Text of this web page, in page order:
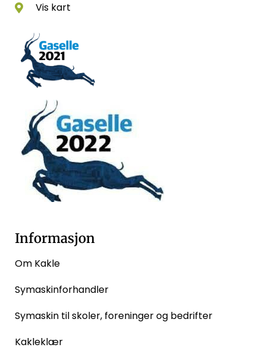
Vis kart
Informasjon
Om Kakle
Symaskinforhandler
Symaskin til skoler, foreninger og bedrifter
Kakleklær